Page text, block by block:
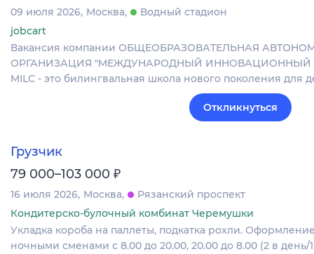
09 июля 2026 Москва
Водный стадион
jobcart
Вакансия компании ОБЩЕОБРАЗОВАТЕЛЬНАЯ
ОРГАНИЗАЦИЯ "МЕЖДУНАРОДНЫЙ ИННОВАЦИОННЫЙ
MILC - это билингвальная школа нового поколения для
Откликнуться
Грузчик
79 000–103 000 ₽
16 июля 2026 Москва
Рязанский проспект
Кондитерско-булочный комбинат Черемушки
Укладка короба на паллеты, подкатка рохли.
ночными сменами с 8.00 до 20.00, 20.00 до 8.00 (2 в